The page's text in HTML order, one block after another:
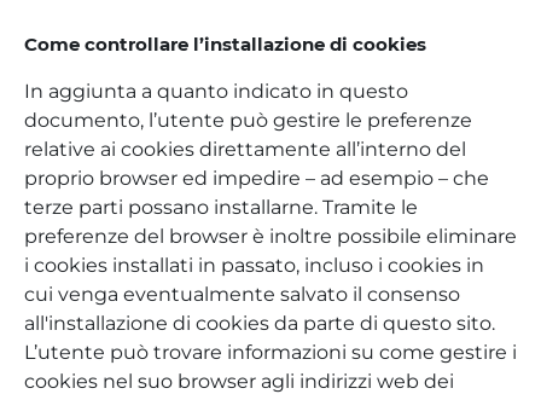
Come controllare l’installazione di cookies
In aggiunta a quanto indicato in questo
documento, l’utente può gestire le preferenze
relative ai cookies direttamente all’interno del
proprio browser ed impedire – ad esempio – che
terze parti possano installarne. Tramite le
preferenze del browser è inoltre possibile eliminare
i cookies installati in passato, incluso i cookies in
cui venga eventualmente salvato il consenso
all'installazione di cookies da parte di questo sito.
L’utente può trovare informazioni su come gestire i
cookies nel suo browser agli indirizzi web dei